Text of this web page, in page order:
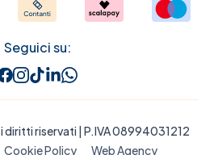
Seguici su:
diritti riservati | P.IVA 08994031212
Cookie Policy Web Agency